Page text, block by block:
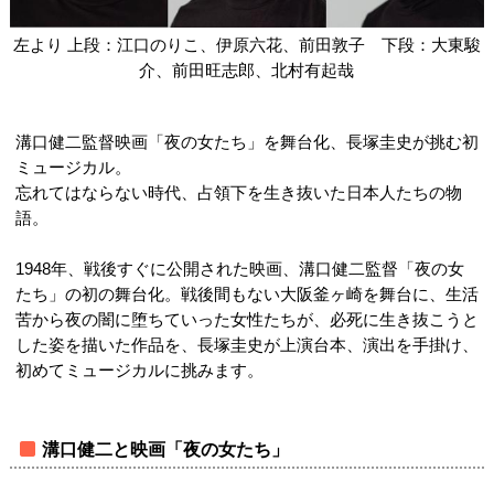
左より 上段：江口のりこ、伊原六花、前田敦子 下段：大東駿
介、前田旺志郎、北村有起哉
溝口健二監督映画「夜の女たち」を舞台化、長塚圭史が挑む初
ミュージカル。
忘れてはならない時代、占領下を生き抜いた日本人たちの物
語。
1948年、戦後すぐに公開された映画、溝口健二監督「夜の女
たち」の初の舞台化。戦後間もない大阪釜ヶ崎を舞台に、生活
苦から夜の闇に堕ちていった女性たちが、必死に生き抜こうと
した姿を描いた作品を、長塚圭史が上演台本、演出を手掛け、
初めてミュージカルに挑みます。
溝口健二と映画「夜の女たち」